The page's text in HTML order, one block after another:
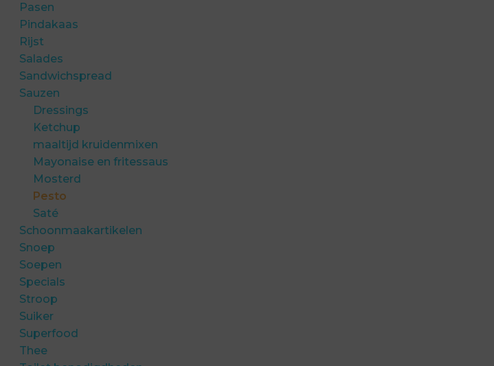
Pasen
Pindakaas
Rijst
Salades
Sandwichspread
Sauzen
Dressings
Ketchup
maaltijd kruidenmixen
Mayonaise en fritessaus
Mosterd
Pesto
Saté
Schoonmaakartikelen
Snoep
Soepen
Specials
Stroop
Suiker
Superfood
Thee